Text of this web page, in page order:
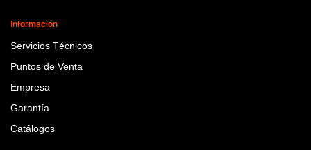
Información
Servicios Técnicos
Puntos de Venta
Empresa
Garantía
Catálogos